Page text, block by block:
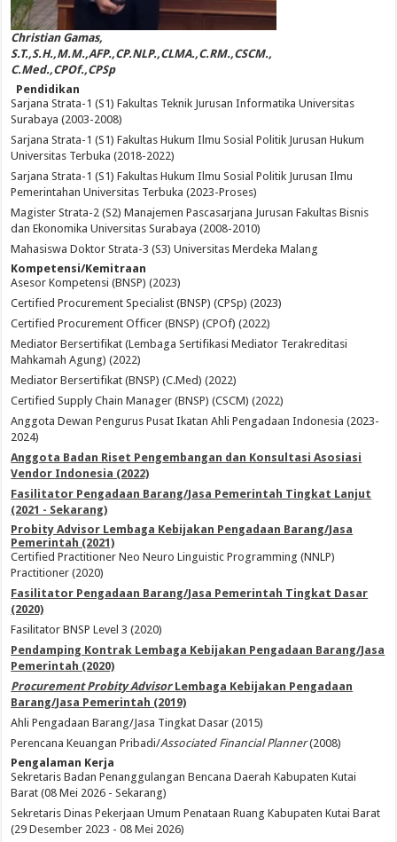
Christian Gamas,
S.T.,S.H.,M.M.,AFP.,CP.NLP.,CLMA.,C.RM.,CSCM.,
C.Med.,CPOf.,CPSp
Pendidikan
Sarjana Strata-1 (S1) Fakultas Teknik Jurusan Informatika Universitas
Surabaya (2003-2008)
Sarjana Strata-1 (S1) Fakultas Hukum Ilmu Sosial Politik Jurusan Hukum
Universitas Terbuka (2018-2022)
Sarjana Strata-1 (S1) Fakultas Hukum Ilmu Sosial Politik Jurusan Ilmu
Pemerintahan Universitas Terbuka (2023-Proses)
Magister Strata-2 (S2) Manajemen Pascasarjana Jurusan Fakultas Bisnis
dan Ekonomika Universitas Surabaya (2008-2010)
Mahasiswa Doktor Strata-3 (S3) Universitas Merdeka Malang
Kompetensi/Kemitraan
Asesor Kompetensi (BNSP) (2023)
Certified Procurement Specialist (BNSP) (CPSp) (2023)
Certified Procurement Officer (BNSP) (CPOf) (2022)
Mediator Bersertifikat (Lembaga Sertifikasi Mediator Terakreditasi
Mahkamah Agung) (2022)
Mediator Bersertifikat (BNSP) (C.Med) (2022)
Certified Supply Chain Manager (BNSP) (CSCM) (2022)
Anggota Dewan Pengurus Pusat Ikatan Ahli Pengadaan Indonesia (2023-
2024)
Anggota Badan Riset Pengembangan dan Konsultasi Asosiasi
Vendor Indonesia (2022)
Fasilitator Pengadaan Barang/Jasa Pemerintah Tingkat Lanjut
(2021 - Sekarang)
Probity Advisor Lembaga Kebijakan Pengadaan Barang/Jasa
Pemerintah (2021)
Certified Practitioner Neo Neuro Linguistic Programming (NNLP)
Practitioner (2020)
Fasilitator Pengadaan Barang/Jasa Pemerintah Tingkat Dasar
(2020)
Fasilitator BNSP Level 3 (2020)
Pendamping Kontrak Lembaga Kebijakan Pengadaan Barang/Jasa
Pemerintah (2020)
Procurement Probity Advisor Lembaga Kebijakan Pengadaan
Barang/Jasa Pemerintah (2019)
Ahli Pengadaan Barang/Jasa Tingkat Dasar (2015)
Perencana Keuangan Pribadi/Associated Financial Planner(2008)
Pengalaman Kerja
Sekretaris Badan Penanggulangan Bencana Daerah Kabupaten Kutai
Barat (08 Mei 2026 - Sekarang)
Sekretaris Dinas Pekerjaan Umum Penataan Ruang Kabupaten Kutai Barat
(29 Desember 2023 - 08 Mei 2026)